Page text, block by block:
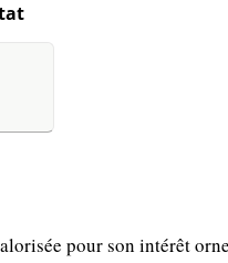
pour son intérêt